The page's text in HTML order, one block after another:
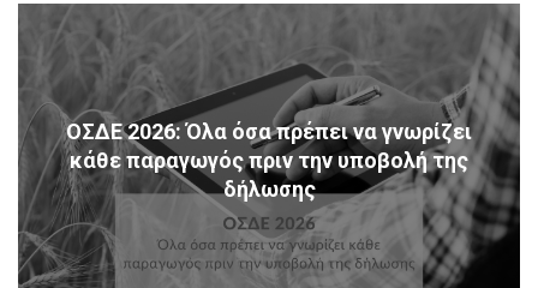
ΟΣΔΕ 2026: Όλα όσα πρέπει να γνωρίζει
κάθε παραγωγός πριν την υποβολή της
δήλωσης